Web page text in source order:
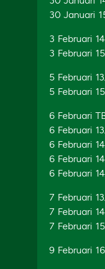
30 Januari
3 Februari
3 Februari
5 Februari
5 Februari
6 Februari
6 Februari
6 Februari
6 Februari
6 Februari
7 Februari
7 Februari
7 Februari
9 Februari